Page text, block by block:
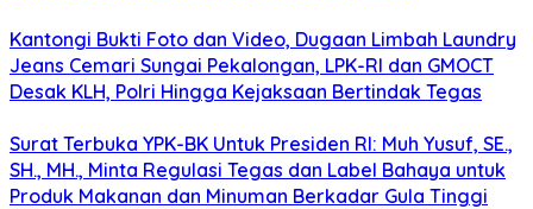
Kantongi Bukti Foto dan Video, Dugaan Limbah Laundry
Jeans Cemari Sungai Pekalongan, LPK-RI dan GMOCT
Desak KLH, Polri Hingga Kejaksaan Bertindak Tegas
Surat Terbuka YPK-BK Untuk Presiden RI: Muh Yusuf, SE.,
SH., MH., Minta Regulasi Tegas dan Label Bahaya untuk
Produk Makanan dan Minuman Berkadar Gula Tinggi